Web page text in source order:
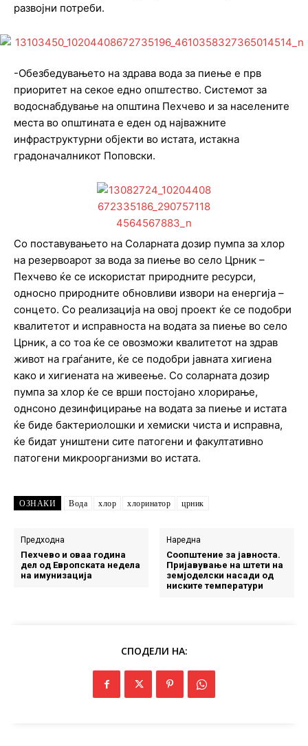
развојни потреби.
-Обезбедувањето на здрава вода за пиење е прв
приоритет на секое едно општество. Системот за
водоснабдување на општина Пехчево и за населените
места во општината е еден од најважните
инфраструктурни објекти во истата, истакна
градоначалникот Поповски.
Со поставувањето на Соларната дозир пумпа за хлор
на резервоарот за вода за пиење во село Црник –
Пехчево ќе се искористат природните ресурси,
односно природните обновливи извори на енергија –
сонцето. Со реализација на овој проект ќе се подобри
квалитетот и исправноста на водата за пиење во село
Црник, а со тоа ќе се овозможи квалитетот на здрав
живот на граѓаните, ќе се подобри јавната хигиена
како и хигиената на живеење. Со соларната дозир
пумпа за хлор ќе се врши постојано хлорирање,
однсоно дезинфицирање на водата за пиење и истата
ќе биде бактериолошки и хемиски чиста и исправна,
ќе бидат уништени сите патогени и факултативно
патогени микроорганизми во истата.
ОЗНАКИ Вода хлор хлоринатор црник
Предходна
Пехчево и оваа година
дел од Европската недела
на имунизација
Наредна
Соопштение за јавноста.
Пријавување на штети на
земјоделски насади од
ниските температури
СПОДЕЛИ НА: